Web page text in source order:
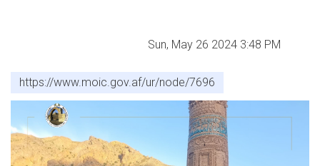
Sun, May 26 2024 3:48 PM
https://www.moic.gov.af/ur/node/7696